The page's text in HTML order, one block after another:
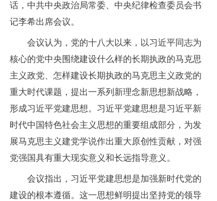
话，中共中央政治局常委、中央纪律检查委员会书
记李希出席会议。
会议认为，党的十八大以来，以习近平同志为
核心的党中央围绕建设什么样的长期执政的马克思
主义政党、怎样建设长期执政的马克思主义政党的
重大时代课题，提出一系列新理念新思想新战略，
形成习近平党建思想。习近平党建思想是习近平新
时代中国特色社会主义思想的重要组成部分，为发
展马克思主义建党学说作出重大原创性贡献，对强
党强国具有重大现实意义和长远指导意义。
会议指出，习近平党建思想是加强新时代党的
建设的根本遵循。这一思想鲜明提出坚持党的领导